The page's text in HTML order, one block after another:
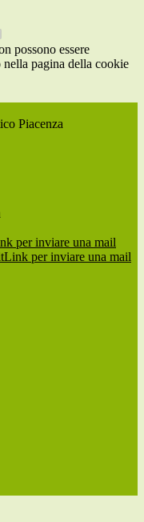
possono essere
pagina della cookie
Piacenza
per inviare una mail
Link per inviare una mail